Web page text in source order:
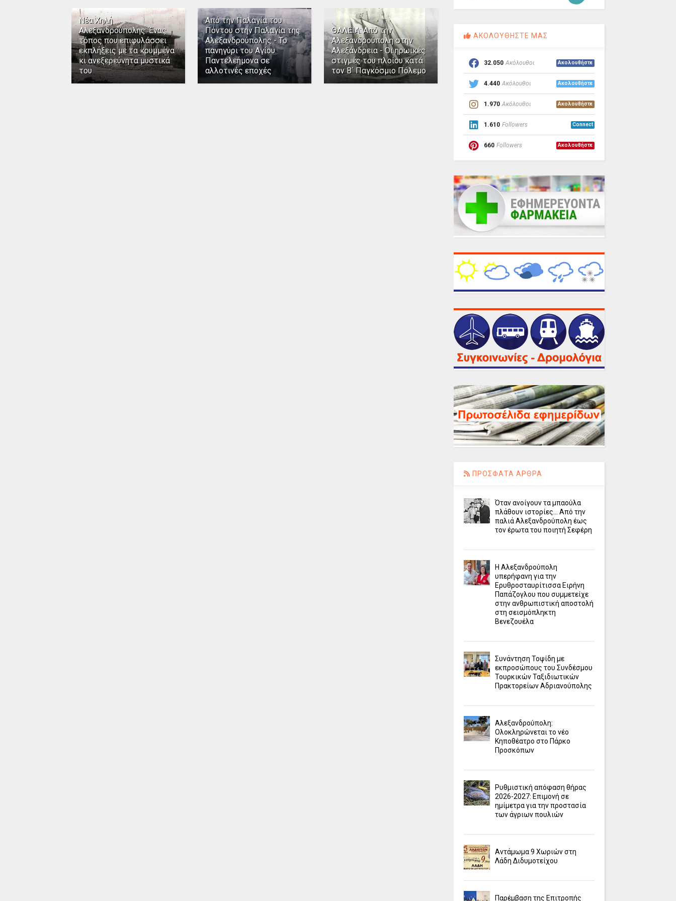
Νέα Χηλή
Αλεξανδρούπολης: Ένας
τόπος που επιφυλάσσει
εκπλήξεις με τα κρυμμένα
κι ανεξερεύνητα μυστικά
του
Από την Παλαγία του
Πόντου στην Παλαγία της
Αλεξανδρούπολης - Το
πανηγύρι του Αγίου
Παντελεήμονα σε
αλλοτινές εποχές
ΘΑΛΕΙΑ: Από την
Αλεξανδρούπολη στην
Αλεξάνδρεια - Οι ηρωικές
στιγμές του πλοίου κατά
τον Β΄ Παγκόσμιο Πόλεμο
ΑΚΟΛΟΥΘΗΣΤΕ ΜΑΣ
32.050 Ακόλουθοι Ακολουθήστε
4.440 Ακόλουθοι Ακολουθήστε
1.970 Ακόλουθοι Ακολουθήστε
1.610 Followers Connect
660 Followers Ακολουθήστε
ΠΡΟΣΦΑΤΑ ΑΡΘΡΑ
Όταν ανοίγουν τα μπαούλα
πλάθουν ιστορίες... Από την
παλιά Αλεξανδρούπολη έως
τον έρωτα του ποιητή Σεφέρη
Η Αλεξανδρούπολη
υπερήφανη για την
Ερυθροσταυρίτισσα Ειρήνη
Παπάζογλου που συμμετείχε
στην ανθρωπιστική αποστολή
στη σεισμόπληκτη
Βενεζουέλα
Συνάντηση Τοψίδη με
εκπροσώπους του Συνδέσμου
Τουρκικών Ταξιδιωτικών
Πρακτορείων Αδριανούπολης
Αλεξανδρούπολη:
Ολοκληρώνεται το νέο
Κηποθέατρο στο Πάρκο
Προσκόπων
Ρυθμιστική απόφαση θήρας
2026-2027: Επιμονή σε
ημίμετρα για την προστασία
των άγριων πουλιών
Αντάμωμα 9 Χωριών στη
Λάδη Διδυμοτείχου
Παρέμβαση της Επιτροπής